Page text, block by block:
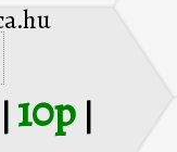
10p